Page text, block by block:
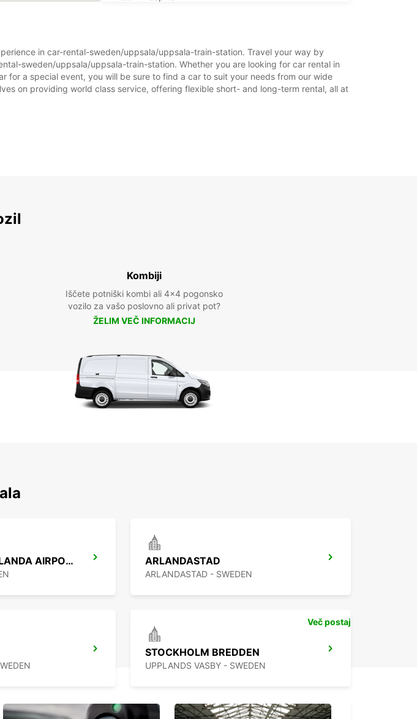
praznikov.
+46 (18) 171730
in car-rental-sweden/uppsala/uppsala-train-station. Travel your way by
sweden/uppsala/uppsala-train-station. Whether you are looking for car rental in
a special event, you will be sure to find a car to suit your needs from our wide
on providing world class service, offering flexible short- and long-term rental, all at
Kombiji
Iščete potniški kombi ali 4x4 pogonsko
vozilo za vašo poslovno ali privat pot?
ŽELIM VEČ INFORMACIJ
STOCKHOLM - ARLANDA AIRPORT ARLANDASTAD
ARLANDASTAD - SWEDEN
STOCKHOLM BREDDEN
UPPLANDS VASBY - SWEDEN
Več postaj